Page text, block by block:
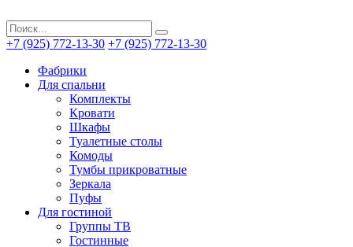
+7 (925) 772-13-30 +7 (925) 772-13-30
Фабрики
Для спальни
Комплекты
Кровати
Шкафы
Туалетные столы
Комоды
Тумбы прикроватные
Зеркала
Пуфы
Для гостиной
Группы ТВ
Гостинные